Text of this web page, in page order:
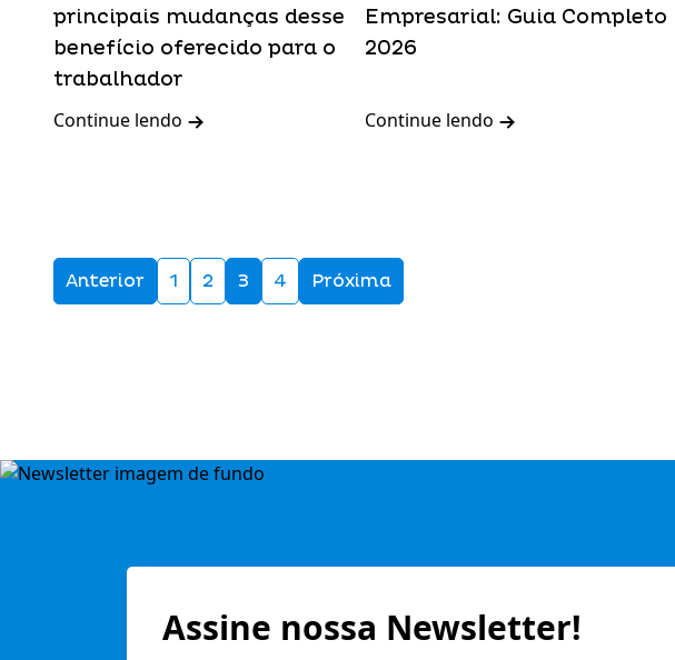
principais mudanças desse
benefício oferecido para o
trabalhador
Continue lendo
Empresarial: Guia Completo
2026
Continue lendo
Anterior 1 2 3 4 Próxima
Assine nossa Newsletter!